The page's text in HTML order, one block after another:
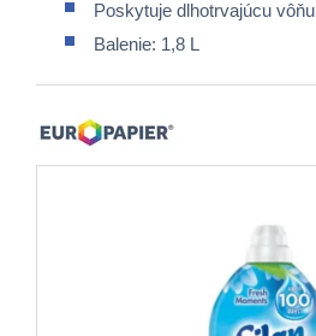
Poskytuje dlhotrvajúcu vôňu
Balenie: 1,8 L